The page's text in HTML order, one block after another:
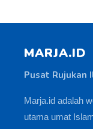
MARJA.ID
Pusat Rujukan
Marja.id adalah
utama umat